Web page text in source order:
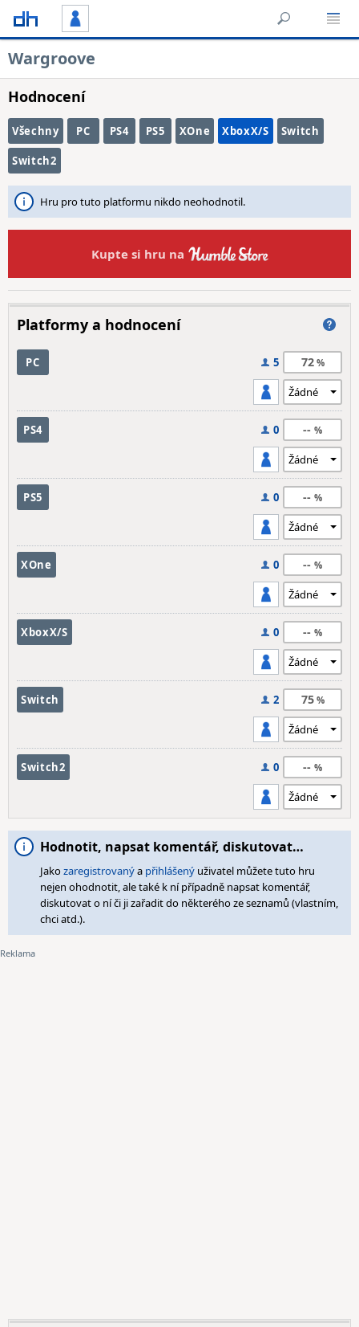
Wargroove
Hodnocení
Všechny PC PS4 PS5 XOne XboxX/S Switch
Switch2
Hru pro tuto platformu nikdo neohodnotil.
Kupte si hru na
Platformy a hodnocení
PC 5 72
PS4 0 --
PS5 0 --
XOne 0 --
XboxX/S 0 --
Switch 2 75
Switch2 0 --
Hodnotit, napsat komentář, diskutovat…
Jakozaregistrovanýa přihlášený uživatel můžete tuto hru
nejen ohodnotit, ale také k ní případně napsat komentář,
diskutovat o ní či ji zařadit do některého ze seznamů (vlastním,
chci atd.).